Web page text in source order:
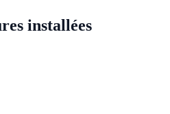
installées